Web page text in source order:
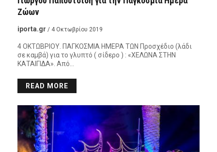
Ζώων
iporta.gr / 4 Οκτωβρίου 2019
4 ΟΚΤΩΒΡΙΟΥ. ΠΑΓΚΟΣΜΙΑ ΗΜΕΡΑ ΤΩΝ Προσχέδιο (λάδι
σε καμβά) για το γλυπτό ( σίδερο ) : «ΧΕΛΩΝΑ ΣΤΗΝ
ΚΑΤΑΙΓΙΔΑ». Από…
READ MORE